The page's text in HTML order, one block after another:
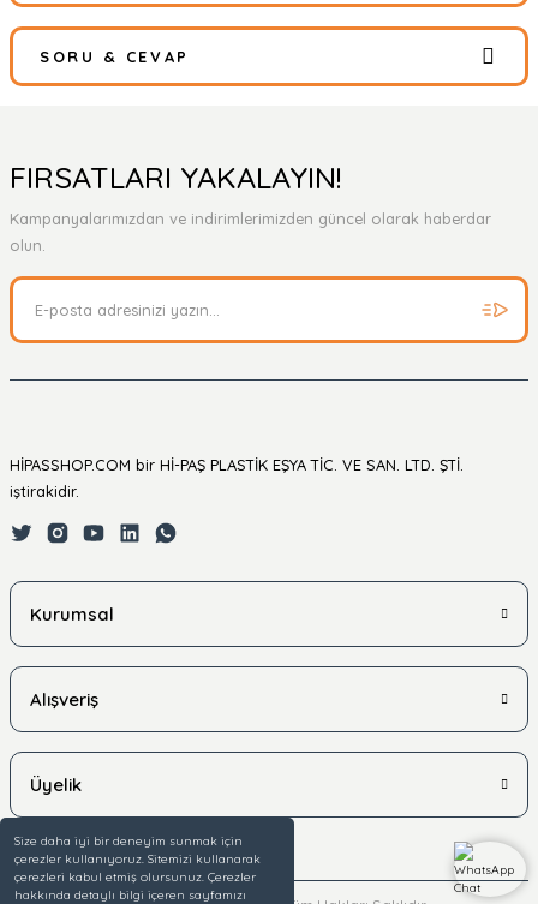
Size daha iyi bir deneyim sunmak için
çerezler kullanıyoruz. Sitemizi kullanarak
çerezleri kabul etmiş olursunuz. Çerezler
hakkında detaylı bilgi içeren sayfamızı
Bu ürüne ilk yorumu siz yapın!
Yorum Yaz
SORU & CEVAP
Ürün hakkında henüz soru sorulmamış.
FIRSATLARI YAKALAYIN!
Kampanyalarımızdan ve indirimlerimizden güncel olarak haberdar
olun.
HİPASSHOP.COM bir Hİ-PAŞ PLASTİK EŞYA TİC. VE SAN. LTD. ŞTİ.
iştirakidir.
Kurumsal
Alışveriş
Üyelik